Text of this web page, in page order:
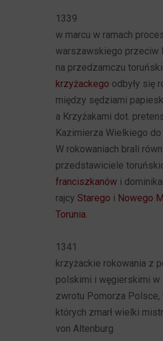
1339
w marcu w ramach
warszawskiego przeciw
na przedzamczu
krzyżackego odbyły się
między sędziami
a Krzyżakami dot.
Kazimierza Wielkiego
W rokowaniach brali
przedstawiciele
franciszkanów i
rajcy Starego i Nowego
Torunia.
1341
krzyżackie rokowania z
polskimi i węgierskimi w
zwrotu Pomorza Polsce,
których zmarł wielki
von Altenburg